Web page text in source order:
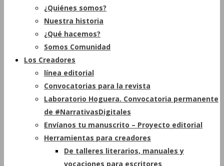
¿Quiénes somos?
Nuestra historia
¿Qué hacemos?
Somos Comunidad
Los Creadores
línea editorial
Convocatorias para la revista
Laboratorio Hoguera. Convocatoria permanente
de #NarrativasDigitales
Envíanos tu manuscrito – Proyecto editorial
Herramientas para creadores
De talleres literarios, manuales y
vocaciones para escritores